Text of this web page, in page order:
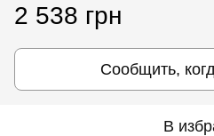
2 538 грн
Сообщить,
В